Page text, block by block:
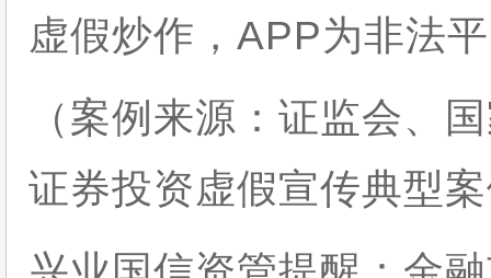
虚假炒作，APP为非法
（案例来源：证监会、
证券投资虚假宣传典型